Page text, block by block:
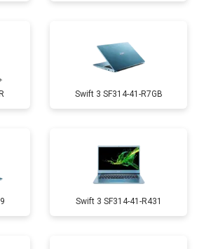
Swift 3 SF314-41-R7GB
Swift 3 SF314-41-R431